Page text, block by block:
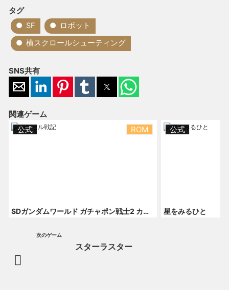
タグ
SF
ロボット
横スクロールシューティング
SNS共有
関連ゲーム
公式
ROM
SDガンダムワールド ガチャポン戦士2 カプセル戦記
公式
星をみるひと
次のゲーム
スターラスター